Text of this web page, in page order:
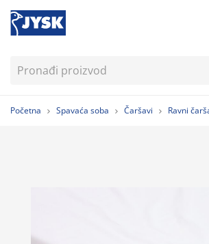
Početna Spavaća soba Čaršavi Ravni